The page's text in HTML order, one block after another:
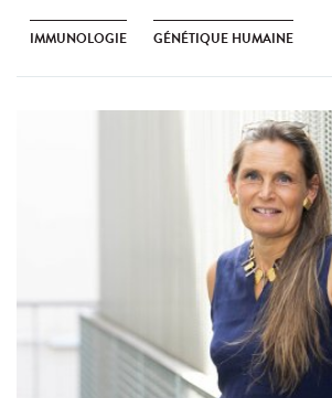
IMMUNOLOGIE GÉNÉTIQUE HUMAINE